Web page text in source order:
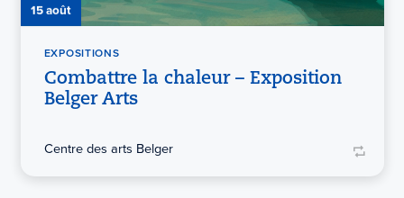
15 août
EXPOSITIONS
Combattre la chaleur – Exposition
Belger Arts
Centre des arts Belger